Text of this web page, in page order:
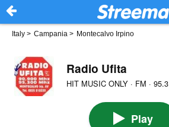
Italy > Campania > Montecalvo Irpino
Radio Ufita
HIT MUSIC ONLY · FM · 95.3
Play